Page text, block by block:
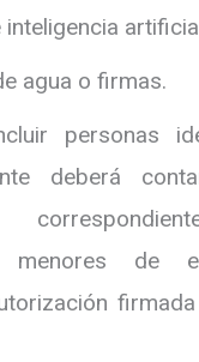
inteligencia
agua o firmas.
personas
deberá
menores de